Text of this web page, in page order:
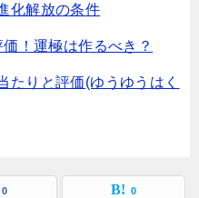
化解放の条件
！運極は作るべき？
たりと評価(ゆうゆうはく
0 0